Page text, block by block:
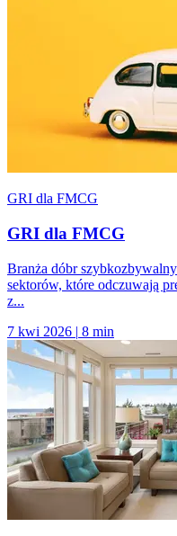
GRI dla FMCG
GRI dla FMCG
Branża dóbr
sektorów, które odczuwają
z...
7 kwi 2026 | 8 min